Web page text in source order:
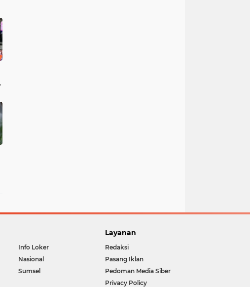
Info Loker
Nasional
Sumsel
Layanan
Redaksi
Pasang Iklan
Pedoman Media Siber
Privacy Policy